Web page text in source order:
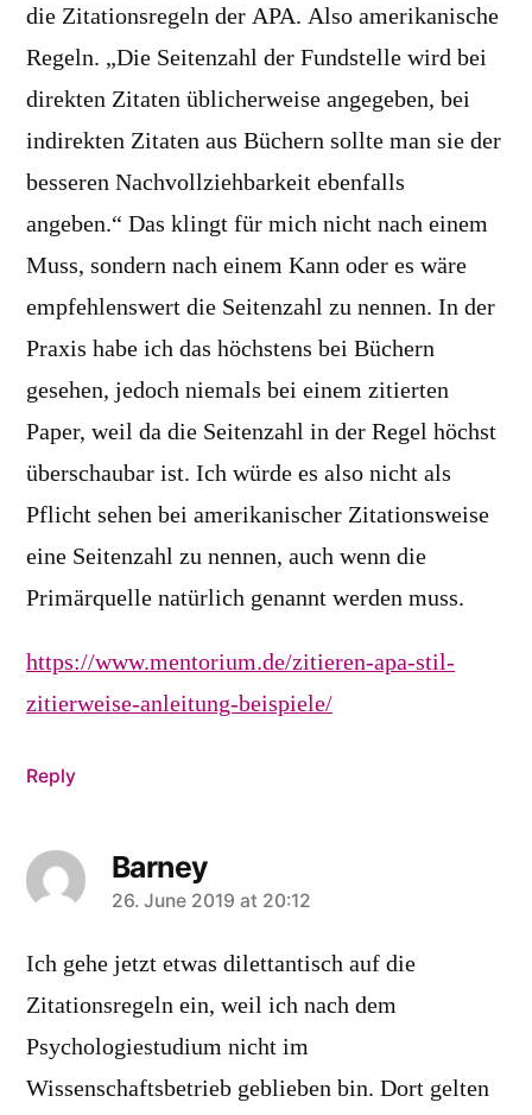
die Zitationsregeln der APA. Also amerikanische
Regeln. „Die Seitenzahl der Fundstelle wird bei
direkten Zitaten üblicherweise angegeben, bei
indirekten Zitaten aus Büchern sollte man sie der
besseren Nachvollziehbarkeit ebenfalls
angeben.“ Das klingt für mich nicht nach einem
Muss, sondern nach einem Kann oder es wäre
empfehlenswert die Seitenzahl zu nennen. In der
Praxis habe ich das höchstens bei Büchern
gesehen, jedoch niemals bei einem zitierten
Paper, weil da die Seitenzahl in der Regel höchst
überschaubar ist. Ich würde es also nicht als
Pflicht sehen bei amerikanischer Zitationsweise
eine Seitenzahl zu nennen, auch wenn die
Primärquelle natürlich genannt werden muss.
https://www.mentorium.de/zitieren-apa-stil-
zitierweise-anleitung-beispiele/
Reply
Barney
says:
26. June 2019 at 20:12
Ich gehe jetzt etwas dilettantisch auf die
Zitationsregeln ein, weil ich nach dem
Psychologiestudium nicht im
Wissenschaftsbetrieb geblieben bin. Dort gelten